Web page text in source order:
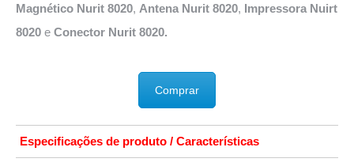
Magnético Nurit 8020, Antena Nurit 8020, Impressora Nuirt
8020 e Conector Nurit 8020.
Comprar
Especificações de produto / Características